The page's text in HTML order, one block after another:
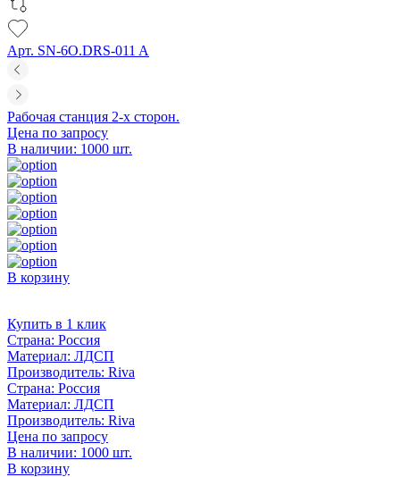
Арт. SN-6O.DRS-011 A
Рабочая станция 2-х сторон.
Цена по запросу
В наличии: 1000 шт.
В корзину
Купить в 1 клик
Страна: Россия
Материал: ЛДСП
Производитель: Riva
Страна: Россия
Материал: ЛДСП
Производитель: Riva
Цена по запросу
В наличии: 1000 шт.
В корзину